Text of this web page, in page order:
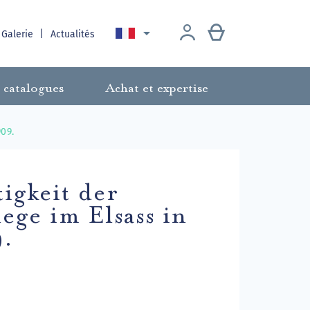
Actualités 
catalogues Achat et expertise
der
im Elsass in